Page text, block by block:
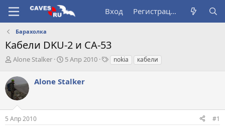
Вход Регистрация
Барахолка
Кабели DKU-2 и СA-53
А
т
о
р
е
м
Alone Stalker
Д
а
ч
5 Апр 2010
Тnokia кабели
Alone Stalker
5 Апр 2010 #1